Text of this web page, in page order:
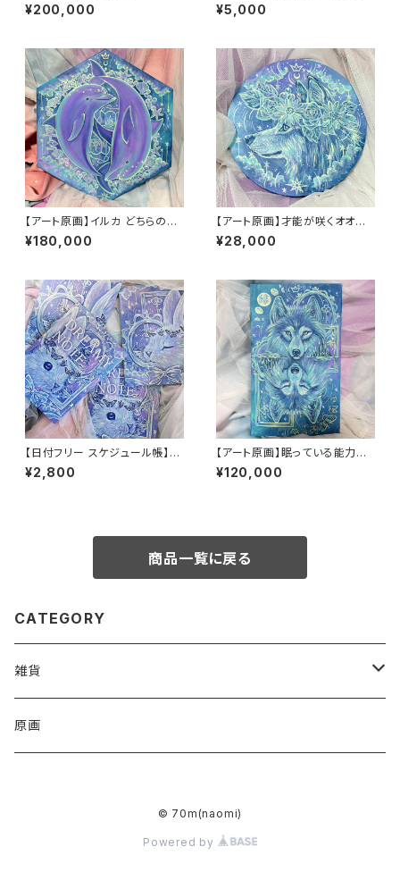
1点もの アクリル画
¥200,000
で作れます
¥5,000
【アート原画】イルカ どちらの選
択の先にも素敵な景色が広がっ
ている １点物 手描き アクリ
¥180,000
【アート原画】才能が咲くオオカ
ミ 一点物 アクリル画 絵画 木製
キャンバス 20cm
¥28,000
【日付フリー スケジュール帳】D
REAMY NOTE(うさぎ)
¥2,800
【アート原画】眠っている能力を
呼び起こす オオカミ 1点もの ア
クリル画
¥120,000
商品一覧に戻る
CATEGORY
雑貨
アクリルキーホルダー
原画
© 70m(naomi)
Powered by